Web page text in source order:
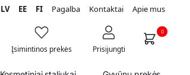
LV EE FI Pagalba Kontaktai Apie mus
Įsimintinos prekės Prisijungti
0